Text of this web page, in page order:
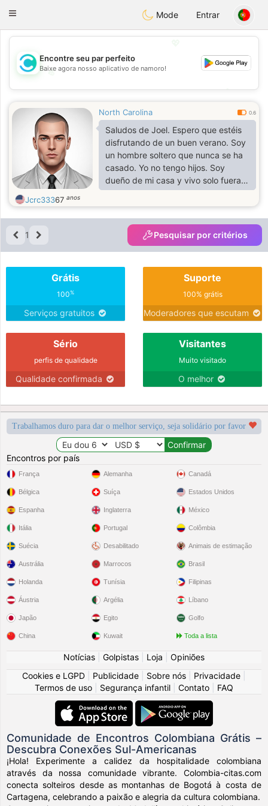
olombiaCitas
Toggle
Mode Entrar
💖
💕
Encontre seu par perfeito
Baixe agora nosso aplicativo de namoro!
North Carolina 0.6
Saludos de Joel. Espero que estéis
disfrutando de un buen verano. Soy
un hombre soltero que nunca se ha
casado. Yo no tengo hijos. Soy
dueño de mi casa y vivo solo fuera
de la ciudad de Hickory en Granite
Falls, Carolina del Norte. Soy la
mayor de tres hijos y tengo dos
hermanas menores. Trabajé y pagué
mi camino para ir a la universidad.
Biblioteconomía. Soy el director del
Departamento de Historia de una
biblioteca pública. Soy un
funcionario. También escribo
Jcrc33367 anos
1 Pesquisar por critérios
Grátis
100%
Serviços gratuitos
Suporte
100% grátis
Moderadores que escutam
Sério
perfis de qualidade
Qualidade confirmada
Visitantes
Muito visitado
O melhor
Trabalhamos duro para dar o melhor serviço, seja solidário por favor
Encontros por país
França
Bélgica
Espanha
Itália
Suécia
Alemanha
Suíça
Inglaterra
Portugal
Desabilitado
Canadá
Estados Unidos
México
Colômbia
Animais de estimação
Austrália
Holanda
Áustria
Japão
China
Marrocos
Tunísia
Argélia
Egito
Kuwait
Brasil
Filipinas
Líbano
Golfo
Toda a lista
Notícias Golpistas Loja
Opiniões
Cookies e LGPD
Publicidade Sobre nós Privacidade
Termos de uso
Segurança infantil Contato FAQ
Comunidade de Encontros Colombiana Grátis –
Descubra Conexões Sul-Americanas
¡Hola! Experimente a calidez da hospitalidade colombiana
através da nossa comunidade vibrante. Colombia-citas.com
conecta solteiros desde as montanhas de Bogotá à costa de
Cartagena, celebrando a paixão e alegria da cultura colombiana.